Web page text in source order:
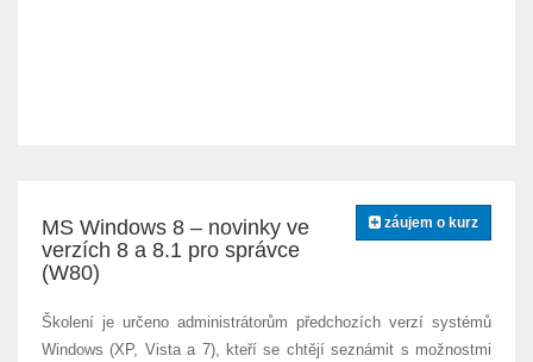
záujem o kurz
MS Windows 8 – novinky ve
verzích 8 a 8.1 pro správce
(W80)
Školení je určeno administrátorům předchozích verzí systémů
Windows (XP, Vista a 7), kteří se chtějí seznámit s možnostmi